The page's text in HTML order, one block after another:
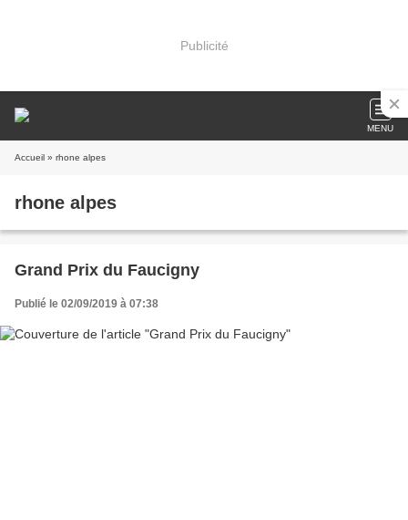
Publicité
MENU
Accueil » rhone alpes
rhone alpes
Grand Prix du Faucigny
Publié le 02/09/2019 à 07:38